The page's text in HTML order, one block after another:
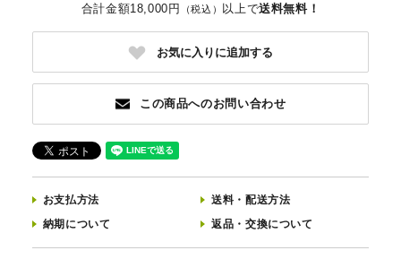
合計金額18,000円 （税込） 以上で送料無料！
お気に入りに追加する
この商品へのお問い合わせ
お支払方法 送料 ・ 配送方法
納期について
返品 ・ 交換について